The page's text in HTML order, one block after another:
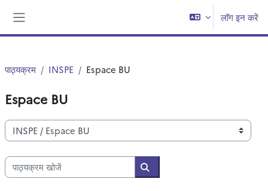
लॉग इन करें
पाठ्यक्रम INSPE Espace BU
Espace BU
पाठ्यक्रम वर्ग
पाठ्यक्रम खोजें
पाठ्यक्रम खोजें